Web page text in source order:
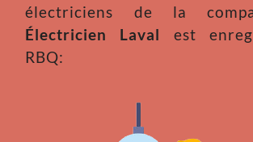
électriciens de la
Électricien Laval
est
RBQ: